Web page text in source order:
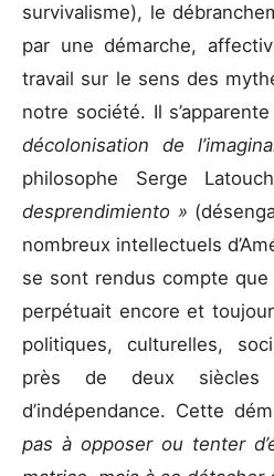
survivalisme), le
par une démarche,
travail sur le sens des
notre société. Il
décolonisation de
philosophe Serge
desprendimiento »
nombreux intellectuels
se sont rendus compte
perpétuait encore et
politiques, culturelles,
près de deux siècles
d’indépendance. Cette
pas à opposer ou tenter